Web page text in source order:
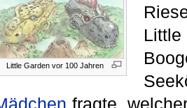
Little Garden vor 100 Jahren